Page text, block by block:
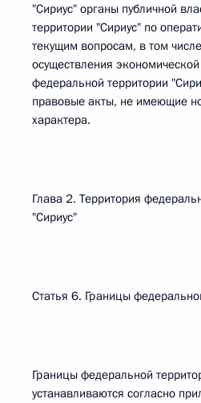
"Сириус" органы публичной
территории "Сириус" по
текущим вопросам, в том
осуществления
федеральной территории
правовые акты, не имеющие
характера.
Глава 2. Территория
"Сириус"
Статья 6. Границы
Границы федеральной
устанавливаются согласно